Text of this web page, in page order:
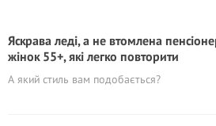
Яскрава леді, а не втомлена
жінок 55+, які легко повторити
А який стиль вам подобається?